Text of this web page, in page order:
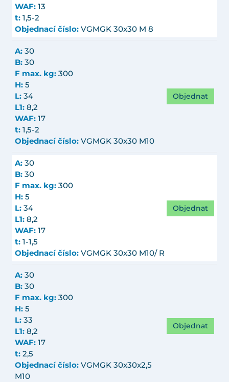
WAF: 13
t: 1,5-2
Objednací číslo: VGMGK 30x30 M 8
A: 30
B: 30
F max. kg: 300
H: 5
L: 34
L1: 8,2
WAF: 17
t: 1,5-2
Objednací číslo: VGMGK 30x30 M10
Objednat
A: 30
B: 30
F max. kg: 300
H: 5
L: 34
L1: 8,2
WAF: 17
t: 1-1,5
Objednací číslo: VGMGK 30x30 M10/ R
Objednat
A: 30
B: 30
F max. kg: 300
H: 5
L: 33
L1: 8,2
WAF: 17
t: 2,5
Objednací číslo: VGMGK 30x30x2,5
M10
Objednat